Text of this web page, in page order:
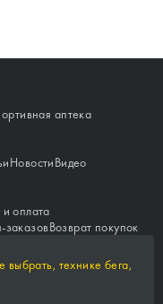
аптека
НовостиВидео
оплата
заказовВозврат покупок
выбрать, технике бега,